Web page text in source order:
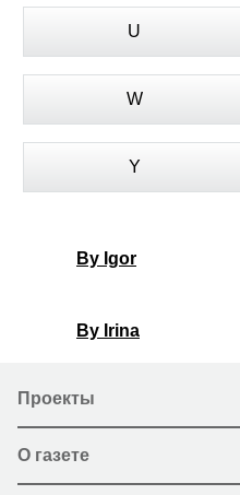
U
W
Y
By Igor
By Irina
Проекты
О газете